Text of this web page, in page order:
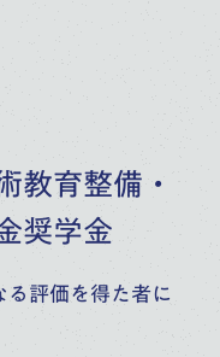
教育整備・
奨学金
る評価を得た者に